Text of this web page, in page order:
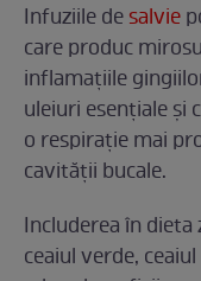
Infuziile desalvie
care produc
inflamațiile
uleiuri esențiale și
o respirație mai
cavității bucale.
Includerea în
ceaiul verde,